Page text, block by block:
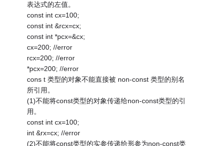
表达式的左值。
const int cx=100;
const int &rcx=cx;
const int *pcx=&cx;
cx=200; //error
rcx=200; //error
*pcx=200; //error
cons t 类型的对象不能直接被 non-const 类型的别名
所引用。
(1)不能将const类型的对象传递给non-const类型的引
用。
const int cx=100;
int &rx=cx; //error
(2)不能将const类型的实参传递给形参为non-const类